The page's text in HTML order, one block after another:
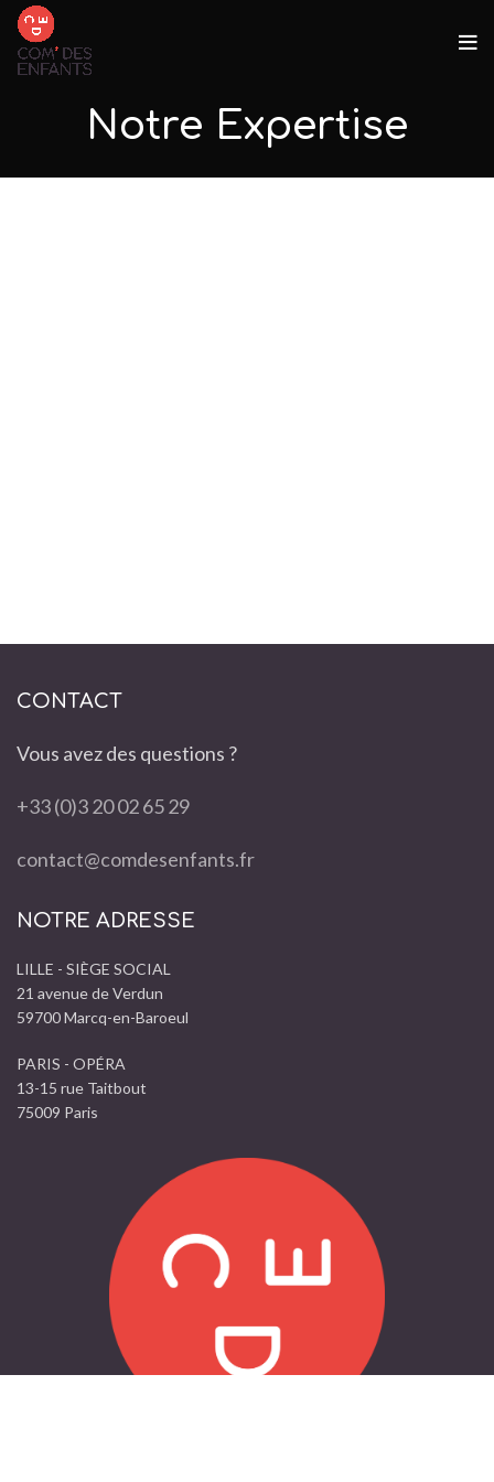
Notre Expertise
CONTACT
Vous avez des questions ?
+33 (0)3 20 02 65 29
contact@comdesenfants.fr
NOTRE ADRESSE
LILLE - SIÈGE SOCIAL
21 avenue de Verdun
59700 Marcq-en-Baroeul
PARIS - OPÉRA
13-15 rue Taitbout
75009 Paris